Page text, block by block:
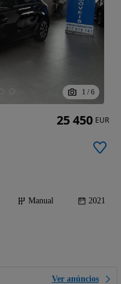
1 / 6
Manual 2021
Ver anúncios
25 450 EUR